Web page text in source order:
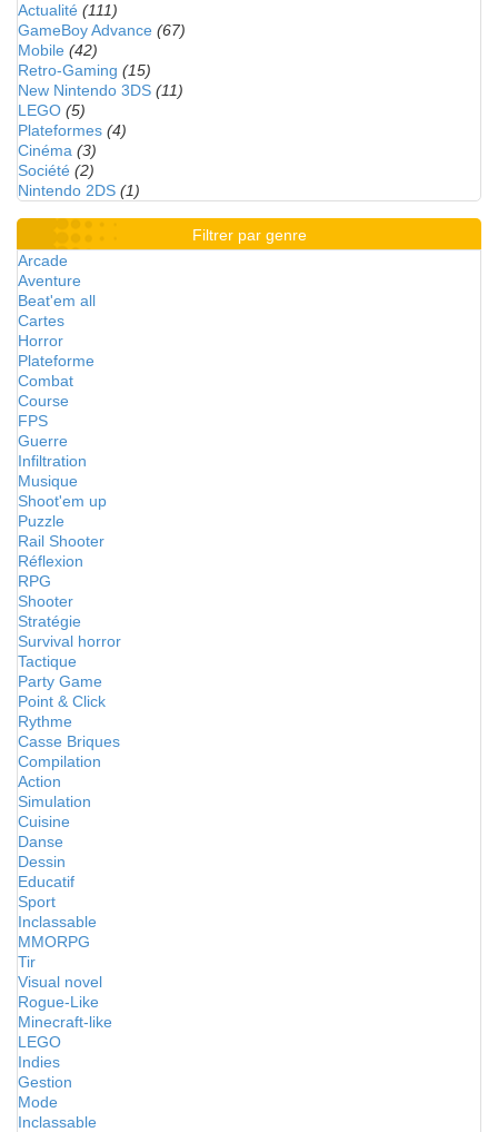
Actualité (111)
GameBoy Advance (67)
Mobile (42)
Retro-Gaming (15)
New Nintendo 3DS (11)
LEGO (5)
Plateformes (4)
Cinéma (3)
Société (2)
Nintendo 2DS (1)
Filtrer par genre
Arcade
Aventure
Beat'em all
Cartes
Horror
Plateforme
Combat
Course
FPS
Guerre
Infiltration
Musique
Shoot'em up
Puzzle
Rail Shooter
Réflexion
RPG
Shooter
Stratégie
Survival horror
Tactique
Party Game
Point & Click
Rythme
Casse Briques
Compilation
Action
Simulation
Cuisine
Danse
Dessin
Educatif
Sport
Inclassable
MMORPG
Tir
Visual novel
Rogue-Like
Minecraft-like
LEGO
Indies
Gestion
Mode
Inclassable